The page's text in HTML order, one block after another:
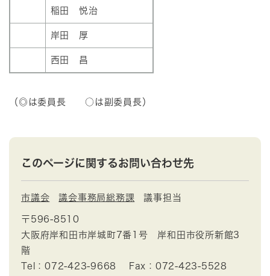
稲田 悦治
岸田 厚
西田 昌
（◎は委員長 ○は副委員長）
このページに関するお問い合わせ先
市議会 議会事務局総務課 議事担当
〒596-8510
大阪府岸和田市岸城町7番1号 岸和田市役所新館3
階
Tel：072-423-9668
Fax：072-423-5528